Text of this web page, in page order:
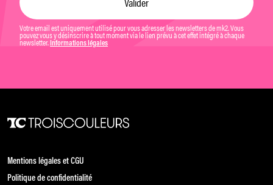
Votre email est uniquement utilisé pour vous adresser les newsletters de mk2. Vous
pouvez vous y désinscrire à tout moment via le lien prévu à cet effet intégré à chaque
newsletter. Informations légales
Mentions légales et CGU
Politique de confidentialité